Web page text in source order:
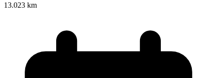
13.023 km